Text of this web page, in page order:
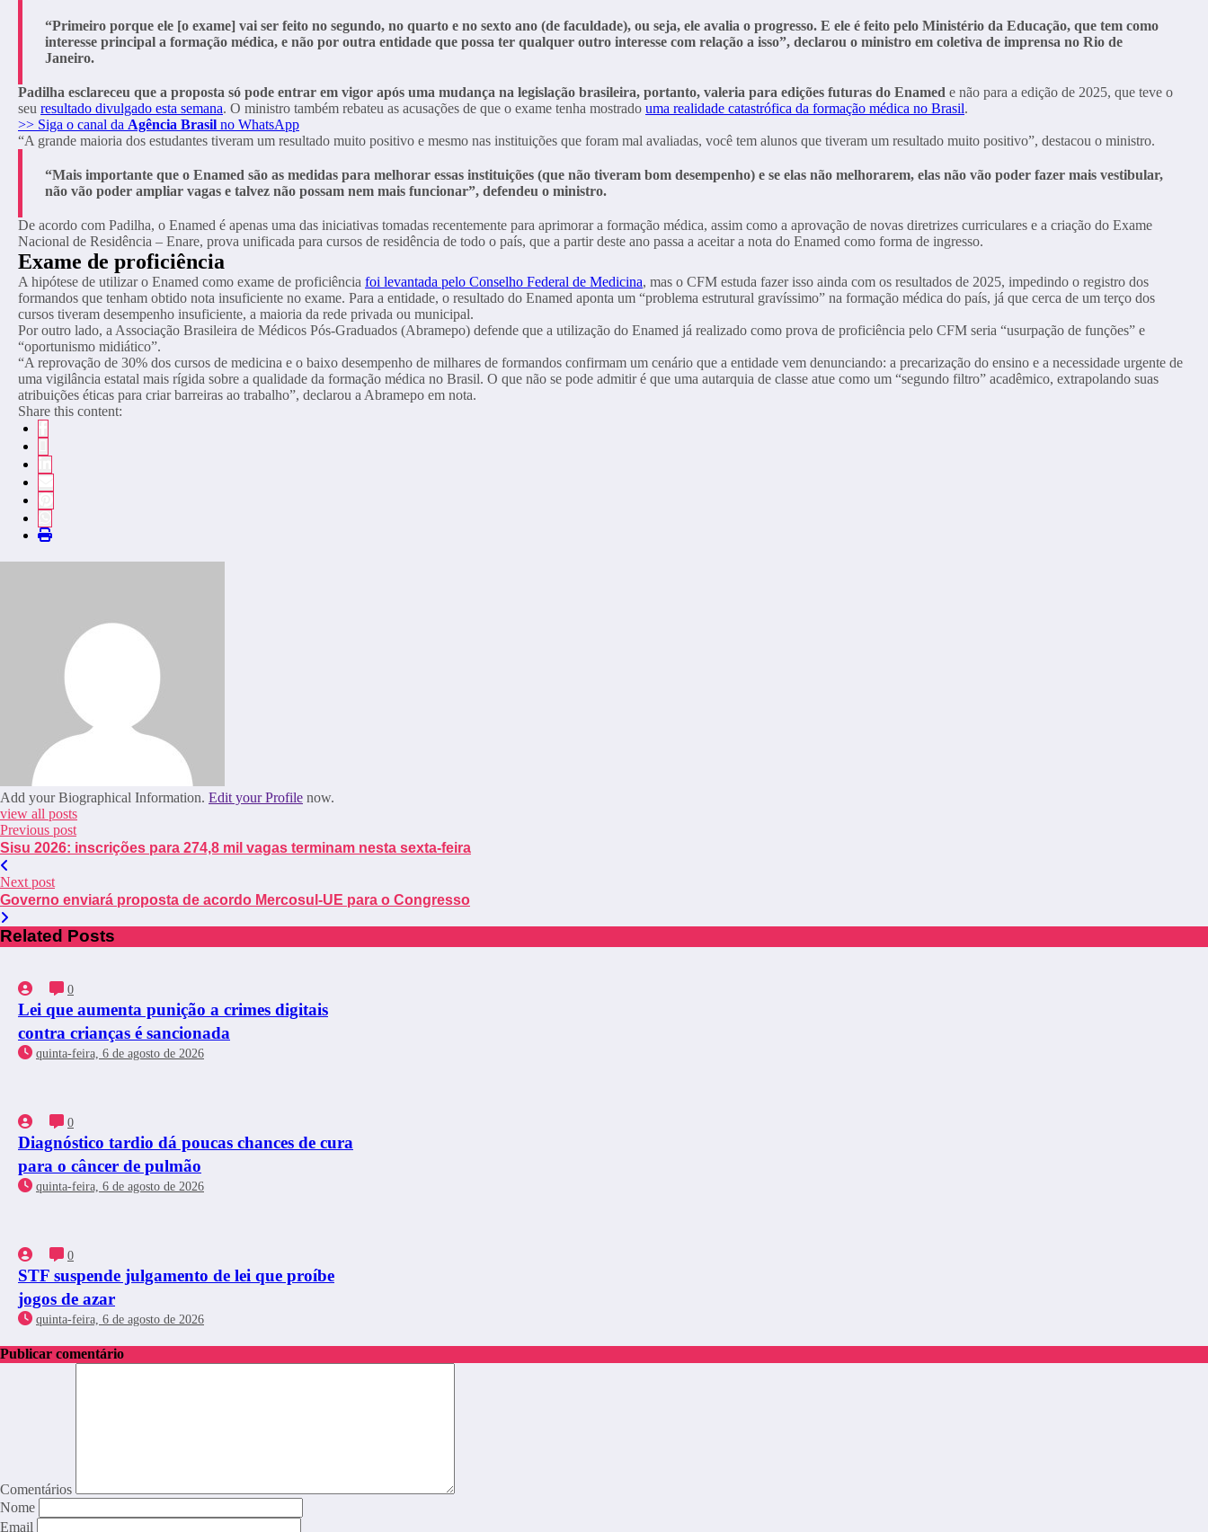
“Primeiro porque ele [o exame] vai ser feito no segundo, no quarto e no sexto ano (de faculdade), ou seja, ele avalia o progresso. E ele é feito pelo Ministério da Educação, que tem como
interesse principal a formação médica, e não por outra entidade que possa ter qualquer outro interesse com relação a isso”, declarou o ministro em coletiva de imprensa no Rio de
Janeiro.
Padilha esclareceu que a proposta só pode entrar em vigor após uma mudança na legislação brasileira, portanto, valeria para edições futuras do Enamed e não para a edição de 2025, que teve o
seu resultado divulgado esta semana. O ministro também rebateu as acusações de que o exame tenha mostrado uma realidade catastrófica da formação médica no Brasil.
>> Siga o canal da Agência Brasil no WhatsApp
“A grande maioria dos estudantes tiveram um resultado muito positivo e mesmo nas instituições que foram mal avaliadas, você tem alunos que tiveram um resultado muito positivo”, destacou o ministro.
“Mais importante que o Enamed são as medidas para melhorar essas instituições (que não tiveram bom desempenho) e se elas não melhorarem, elas não vão poder fazer mais vestibular,
não vão poder ampliar vagas e talvez não possam nem mais funcionar”, defendeu o ministro.
De acordo com Padilha, o Enamed é apenas uma das iniciativas tomadas recentemente para aprimorar a formação médica, assim como a aprovação de novas diretrizes curriculares e a criação do Exame
Nacional de Residência – Enare, prova unificada para cursos de residência de todo o país, que a partir deste ano passa a aceitar a nota do Enamed como forma de ingresso.
Exame de proficiência
A hipótese de utilizar o Enamed como exame de proficiência foi levantada pelo Conselho Federal de Medicina, mas o CFM estuda fazer isso ainda com os resultados de 2025, impedindo o registro dos
formandos que tenham obtido nota insuficiente no exame. Para a entidade, o resultado do Enamed aponta um “problema estrutural gravíssimo” na formação médica do país, já que cerca de um terço dos
cursos tiveram desempenho insuficiente, a maioria da rede privada ou municipal.
Por outro lado, a Associação Brasileira de Médicos Pós-Graduados (Abramepo) defende que a utilização do Enamed já realizado como prova de proficiência pelo CFM seria “usurpação de funções” e
“oportunismo midiático”.
“A reprovação de 30% dos cursos de medicina e o baixo desempenho de milhares de formandos confirmam um cenário que a entidade vem denunciando: a precarização do ensino e a necessidade urgente de
uma vigilância estatal mais rígida sobre a qualidade da formação médica no Brasil. O que não se pode admitir é que uma autarquia de classe atue como um “segundo filtro” acadêmico, extrapolando suas
atribuições éticas para criar barreiras ao trabalho”, declarou a Abramepo em nota.
Share this content:
Add your Biographical Information. Edit your Profile now.
view all posts
Previous post
Sisu 2026: inscrições para 274,8 mil vagas terminam nesta sexta-feira
Next post
Governo enviará proposta de acordo Mercosul-UE para o Congresso
Related Posts
0
Lei que aumenta punição a crimes digitais
contra crianças é sancionada
quinta-feira, 6 de agosto de 2026
0
Diagnóstico tardio dá poucas chances de cura
para o câncer de pulmão
quinta-feira, 6 de agosto de 2026
0
STF suspende julgamento de lei que proíbe
jogos de azar
quinta-feira, 6 de agosto de 2026
Publicar comentário
Comentários
Nome
Email